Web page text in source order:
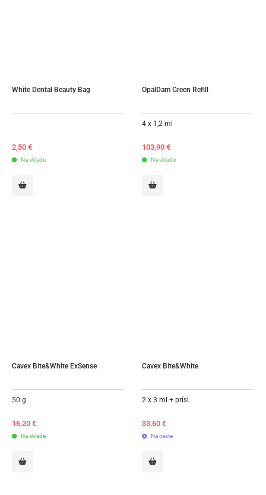
White Dental Beauty Bag
2,50 €
Na sklade
OpalDam Green Refill
4 x 1,2 ml
103,90 €
Na sklade
Cavex Bite&White ExSense
50 g
16,20 €
Na sklade
Cavex Bite&White
2 x 3 ml + prísl.
33,60 €
Na ceste